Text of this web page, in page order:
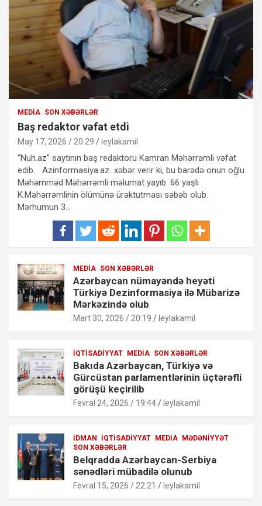
MEDIA SON XƏBƏRLƏR
Baş redaktor vəfat etdi
May 17, 2026 / 20:29 leylakamil
“Nuh.az” saytının baş redaktoru Kamran Məhərrəmli vəfat
edib. Azinformasiya.az xəbər verir ki, bu barədə onun oğlu
Məhəmməd Məhərrəmli məlumat yayıb. 66 yaşlı
K.Məhərrəmlinin ölümünə ürəktutması səbəb olub.
Mərhumun 3…
MEDIA SON XƏBƏRLƏR
Azərbaycan nümayəndə heyəti
Türkiyə Dezinformasiya ilə Mübarizə
Mərkəzində olub
Mart 30, 2026 / 20:19 leylakamil
İQTISADIYYAT MEDIA SON XƏBƏRLƏR
Bakıda Azərbaycan, Türkiyə və
Gürcüstan parlamentlərinin üçtərəfli
görüşü keçirilib
Fevral 24, 2026 / 19:44 leylakamil
İDMAN İQTISADIYYAT MEDIA MƏDƏNIYYƏT
SON XƏBƏRLƏR
Belqradda Azərbaycan-Serbiya
sənədləri mübadilə olunub
Fevral 15, 2026 / 22:21 leylakamil